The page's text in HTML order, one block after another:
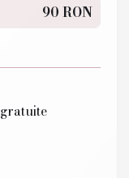
90 RON